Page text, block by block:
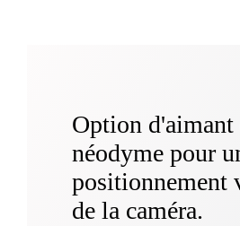
Option d'aimant
néodyme pour
positionnement
de la caméra.